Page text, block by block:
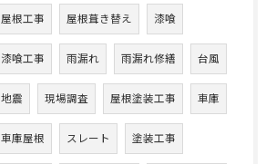
屋根工事 屋根葺き替え 漆喰
漆喰工事 雨漏れ 雨漏れ修繕 台風
地震 現場調査 屋根塗装工事 車庫
車庫屋根 スレート 塗装工事